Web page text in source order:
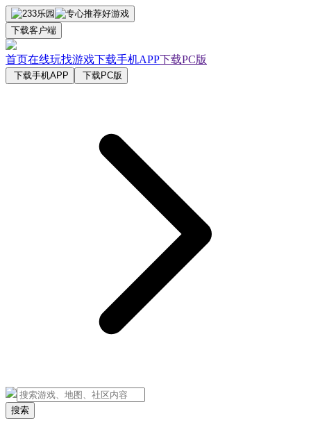
下载客户端
首页在线玩找游戏下载手机APP下载PC版
下载手机APP 下载PC版
搜索